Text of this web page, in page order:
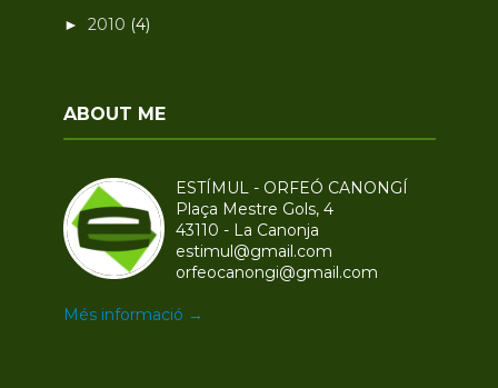
► 2010 (4)
ABOUT ME
ESTÍMUL - ORFEÓ CANONGÍ
Plaça Mestre Gols, 4
43110 - La Canonja
estimul@gmail.com
orfeocanongi@gmail.com
Més informació →